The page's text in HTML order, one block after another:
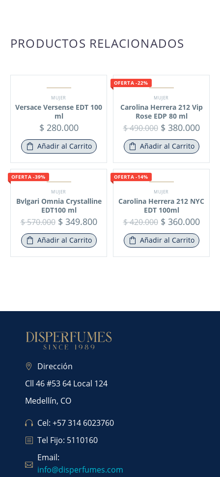
PRODUCTOS RELACIONADOS
MUJER
Versace Versense EDT 100
ml
$ 280.000
Añadir al Carrito
OFERTA -22%
MUJER
Carolina Herrera 212 Vip
Rose EDP 80 ml
$490.000 $ 380.000
Añadir al Carrito
OFERTA -39%
MUJER
Bvlgari Omnia Crystalline
EDT100 ml
$570.000 $ 349.800
Añadir al Carrito
OFERTA -14%
MUJER
Carolina Herrera 212 NYC
EDT 100ml
$420.000 $ 360.000
Añadir al Carrito
Dirección
Cll 46 #53 64 Local 124
Medellín, CO
Cel: +57 314 6023760
Tel Fijo: 5110160
Email:
info@disperfumes.com